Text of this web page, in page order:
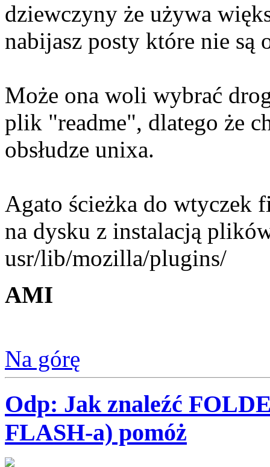
dziewczyny że używa
nabijasz posty które nie są
Może ona woli wybrać
plik "readme", dlatego że
obsłudze unixa.
Agato ścieżka do wtyczek
na dysku z instalacją
usr/lib/mozilla/plugins/
AMI
Na górę
Odp: Jak znaleźć
FLASH-a) pomóż